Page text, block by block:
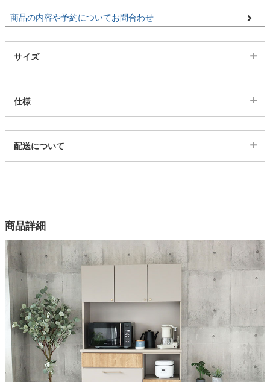
キッチン用品
家電・照明器具
商品の内容や予約についてお問合わせ
サイズ
仕様
4000402
1色
天板
強化紙
前板
強化紙
構造部材
扉タイプ
配送について
商品詳細